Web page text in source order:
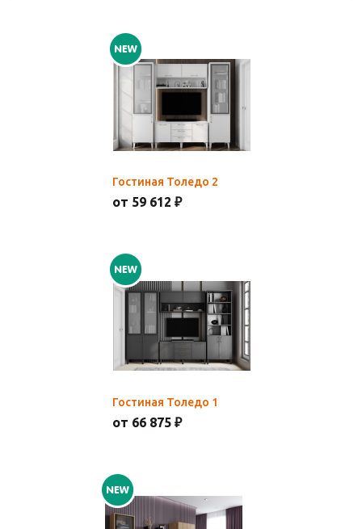
Гостиная Толедо 2
от 59 612 ₽
Гостиная Толедо 1
от 66 875 ₽